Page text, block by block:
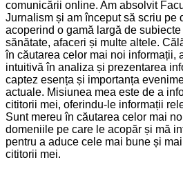
comunicării online. Am absolvit
Jurnalism și am început să scriu pe
acoperind o gamă largă de
sănătate, afaceri și multe altele.
în căutarea celor mai noi informații,
intuitivă în analiza și prezentarea
captez esența și importanța
actuale. Misiunea mea este de a
cititorii mei, oferindu-le informații
Sunt mereu în căutarea celor mai
domeniile pe care le acopăr și mă
pentru a aduce cele mai bune și
cititorii mei.